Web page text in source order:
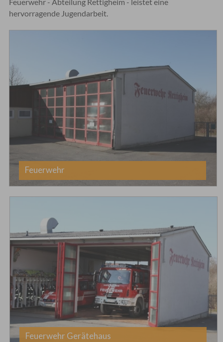
hervorragende Jugendarbeit.
Feuerwehr
Feuerwehr Gerätehaus